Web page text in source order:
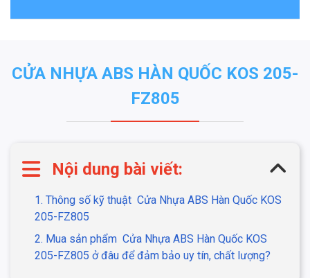
CỬA NHỰA ABS HÀN QUỐC KOS 205-
FZ805
Nội dung bài viết:
1. Thông số kỹ thuật Cửa Nhựa ABS Hàn Quốc KOS
205-FZ805
2. Mua sản phẩm Cửa Nhựa ABS Hàn Quốc KOS
205-FZ805 ở đâu để đảm bảo uy tín, chất lượng?